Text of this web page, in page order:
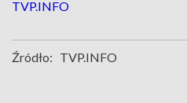
TVP.INFO
Źródło: TVP.INFO